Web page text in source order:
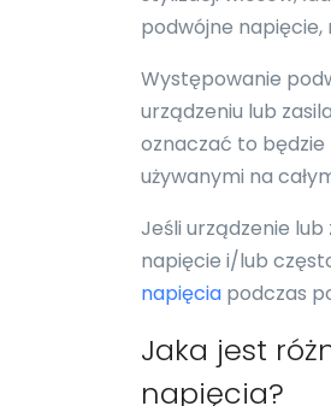
podwójne napięcie,
Występowanie
urządzeniu lub
oznaczać to będzie
używanymi na
Jeśli urządzenie
napięcie i/lub
napięcia podczas
Jaka jest
napięcia?